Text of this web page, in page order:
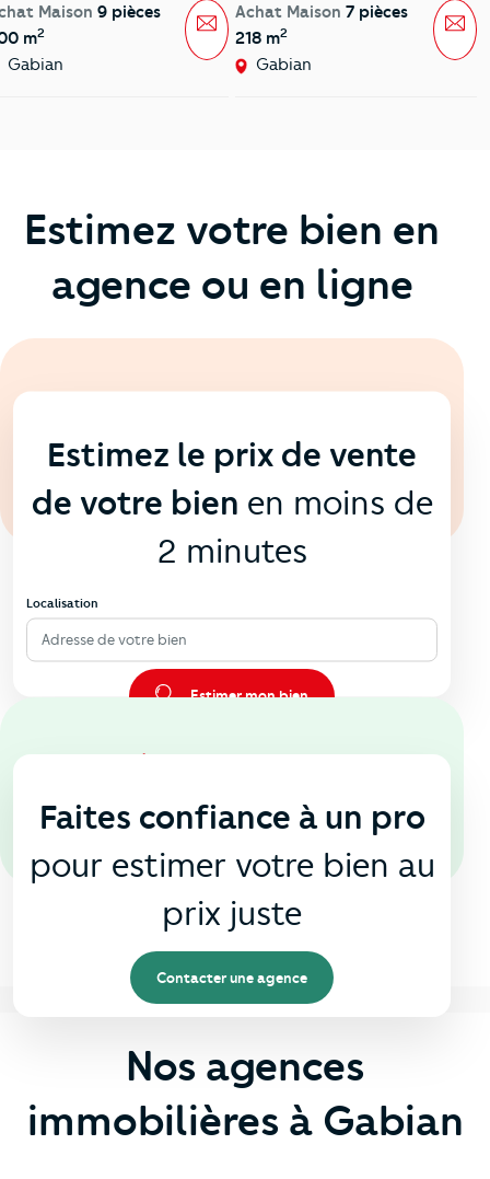
Maison 9 pièces
m2
Gabian
Message
Achat Maison 7 pièces
218 m2
Gabian
Estimez votre bien en
agence ou en ligne
Estimez le prix de vente
de votre bien en moins de
2 minutes
Localisation
Adresse de votre bien
Estimer mon bien
En agence
Faites confiance à un pro
pour estimer votre bien au
prix juste
Contacter une agence
Nos agences
immobilières à Gabian